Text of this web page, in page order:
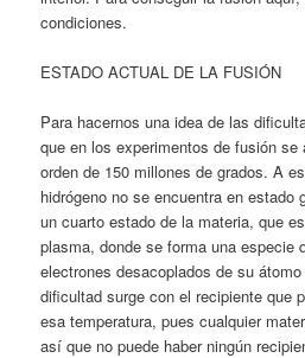
condiciones.
ESTADO ACTUAL DE LA FUSIÓN
Para hacernos una idea de las
que en los experimentos de fusión se
orden de 150 millones de grados. A
hidrógeno no se encuentra en estado
un cuarto estado de la materia, que
plasma, donde se forma una especie
electrones desacoplados de su
dificultad surge con el recipiente que
esa temperatura, pues cualquier
así que no puede haber ningún